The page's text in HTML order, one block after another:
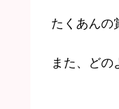
たくあんの
また、どの